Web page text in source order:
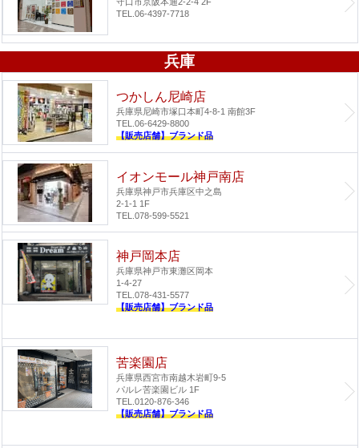
TEL.06-4397-7718
兵庫
つかしん尼崎店
兵庫県尼崎市塚口本町4-8-1 南館3F
TEL.06-6429-8800
【販売店舗】ブランド品
イオンモール神戸南店
兵庫県神戸市兵庫区中之島
2-1-1 1F
TEL.078-599-5521
神戸岡本店
兵庫県神戸市東灘区岡本
1-4-27
TEL.078-431-5577
【販売店舗】ブランド品
苦楽園店
兵庫県西宮市南越木岩町9-5
パルレ苦楽園ビル 1F
TEL.0120-876-346
【販売店舗】ブランド品